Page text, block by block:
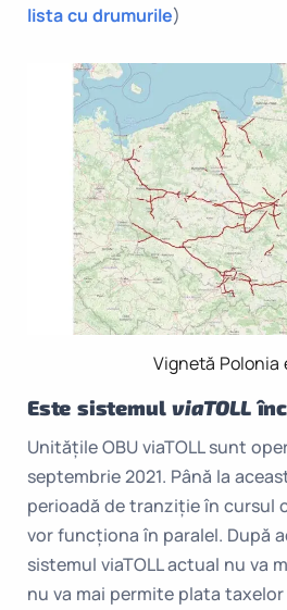
lista cu drumurile)
Vignetă Polonia
Este sistemulviaTOLL
Unitățile OBU viaTOLL sunt
septembrie 2021. Până la
perioadă de tranziție în cursul
vor funcționa în paralel. După
sistemul viaTOLL actual nu va
nu va mai permite plata